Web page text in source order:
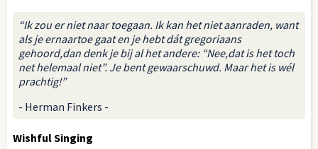
“Ik zou er niet naar toegaan. Ik kan het niet aanraden, want
als je ernaartoe gaat en je hebt dát gregoriaans
gehoord,dan denk je bij al het andere: “Nee,dat is het toch
net helemaal niet”. Je bent gewaarschuwd. Maar het is wél
prachtig!”
- Herman Finkers -
Wishful Singing